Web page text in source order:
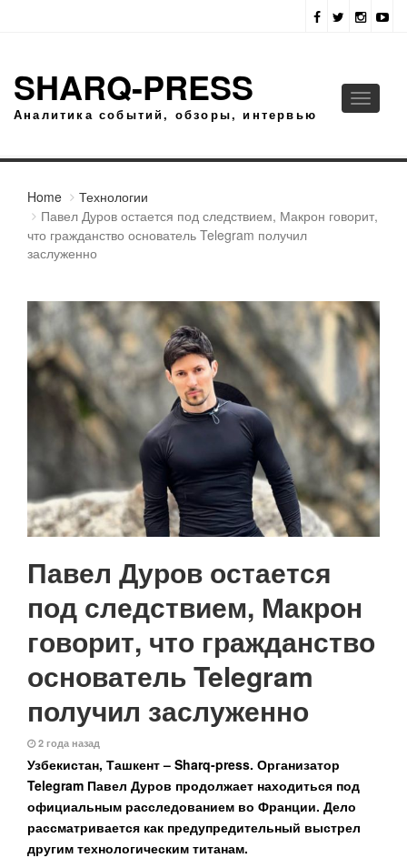
SHARQ-PRESS
Аналитика событий, обзоры, интервью
Toggle
Home
Технологии
Павел Дуров остается под следствием, Макрон говорит,
что гражданство основатель Telegram получил
заслуженно
Павел Дуров остается
под следствием, Макрон
говорит, что гражданство
основатель Telegram
получил заслуженно
2 года назад
Узбекистан, Ташкент – Sharq-press. Организатор
Telegram Павел Дуров продолжает находиться под
официальным расследованием во Франции. Дело
рассматривается как предупредительный выстрел
другим технологическим титанам.